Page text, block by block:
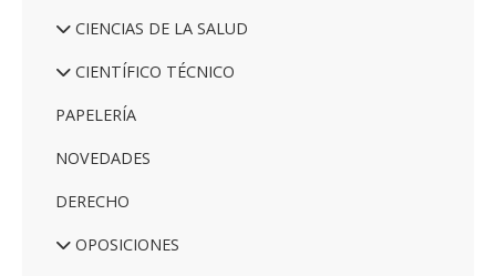
CIENCIAS DE LA SALUD
CIENTÍFICO TÉCNICO
PAPELERÍA
NOVEDADES
DERECHO
OPOSICIONES